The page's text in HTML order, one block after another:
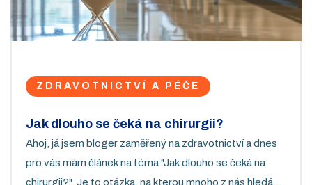
ZDRAVOTNICTVÍ A PÉČE
Jak dlouho se čeká na chirurgii?
Ahoj, já jsem bloger zaměřený na zdravotnictví a dnes
pro vás mám článek na téma "Jak dlouho se čeká na
chirurgii?". Je to otázka, na kterou mnoho z nás hledá